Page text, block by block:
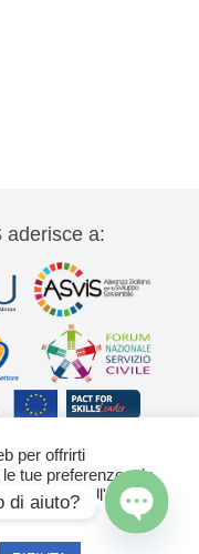
aderisce a:
11 00185 Roma - tel 06
per offrirti
tue preferenze e le
all'uso di
di aiuto?